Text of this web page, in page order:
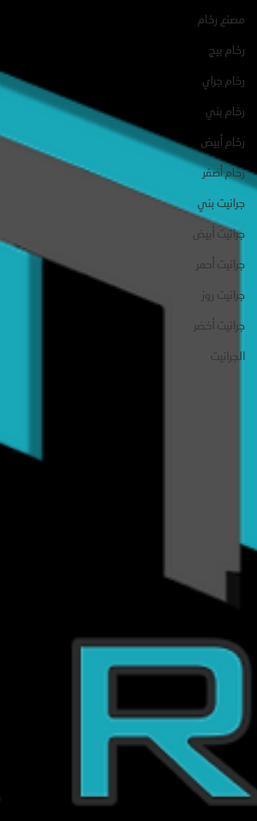
مصنع رخام
رخام بيج
رخام جراي
رخام بني
رخام أبيض
رخام أصفر
جرانيت بني
جرانيت أبيض
جرانيت أحمر
جرانيت روز
جرانيت أخضر
الجرانيت